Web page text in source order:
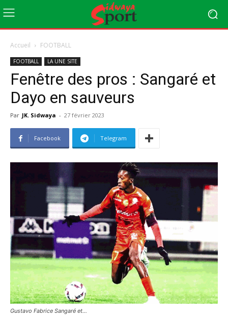
Accueil FOOTBALL
FOOTBALL LA UNE SITE
Fenêtre des pros : Sangaré et
Dayo en sauveurs
Par JK. Sidwaya - 27 février 2023
Facebook Telegram
Gustavo Fabrice Sangaré et…